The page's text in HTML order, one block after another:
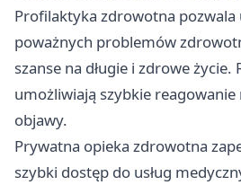
Profilaktyka zdrowotna pozwala
poważnych problemów
szanse na długie i zdrowe życie.
umożliwiają szybkie reagowanie
objawy.
Prywatna opieka zdrowotna
szybki dostęp do usług